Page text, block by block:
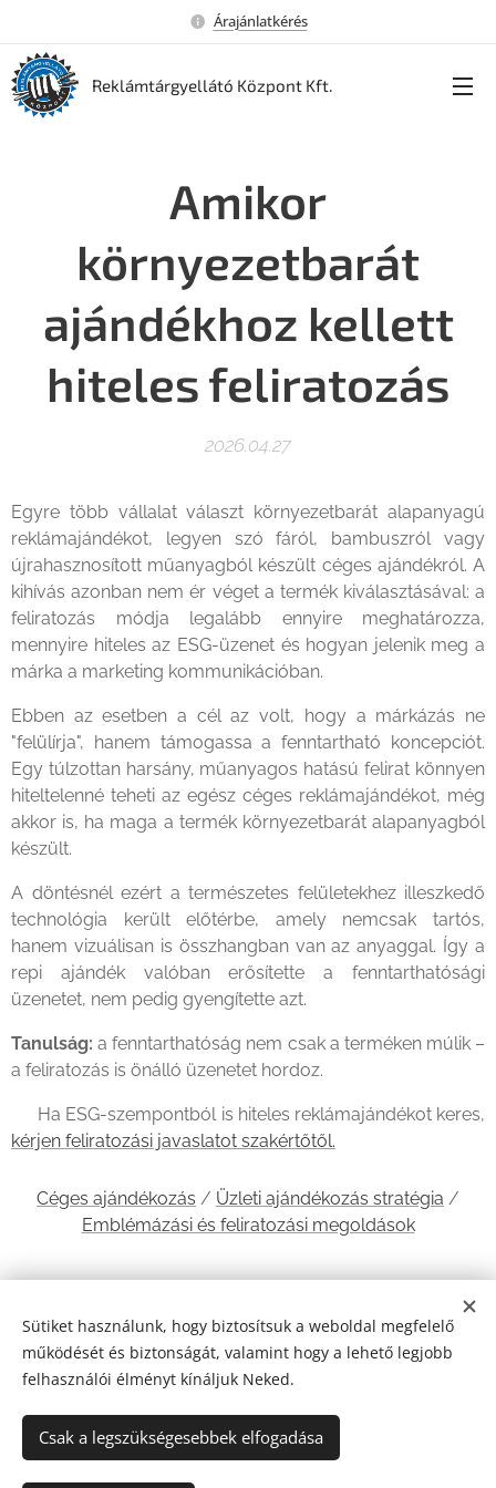
Árajánlatkérés
Reklámtárgyellátó Központ Kft.
Amikor
környezetbarát
ajándékhoz kellett
hiteles feliratozás
2026.04.27
Egyre több vállalat választ környezetbarát alapanyagú
reklámajándékot, legyen szó fáról, bambuszról vagy
újrahasznosított műanyagból készült céges ajándékról. A
kihívás azonban nem ér véget a termék kiválasztásával: a
feliratozás módja legalább ennyire meghatározza,
mennyire hiteles az ESG-üzenet és hogyan jelenik meg a
márka a marketing kommunikációban.
Ebben az esetben a cél az volt, hogy a márkázás ne
"felülírja", hanem támogassa a fenntartható koncepciót.
Egy túlzottan harsány, műanyagos hatású felirat könnyen
hiteltelenné teheti az egész céges reklámajándékot, még
akkor is, ha maga a termék környezetbarát alapanyagból
készült.
A döntésnél ezért a természetes felületekhez illeszkedő
technológia került előtérbe, amely nemcsak tartós,
hanem vizuálisan is összhangban van az anyaggal. Így a
repi ajándék valóban erősítette a fenntarthatósági
üzenetet, nem pedig gyengítette azt.
Tanulság: a fenntarthatóság nem csak a terméken múlik –
a feliratozás is önálló üzenetet hordoz.
👉 Ha ESG-szempontból is hiteles reklámajándékot keres,
kérjen feliratozási javaslatot szakértőtől.
Céges ajándékozás / Üzleti ajándékozás stratégia /
Emblémázási és feliratozási megoldások
Adatkezelési tájékoztató/ÁSZF
Sütik
Sütiket használunk, hogy biztosítsuk a weboldal megfelelő
működését és biztonságát, valamint hogy a lehető legjobb
felhasználói élményt kínáljuk Neked.
Csak a legszükségesebbek elfogadása